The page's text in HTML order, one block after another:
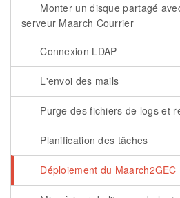
Monter un disque partagé
serveur Maarch Courrier
Connexion LDAP
L'envoi des mails
Purge des fichiers de logs et
Planification des tâches
Déploiement du Maarch2GEC